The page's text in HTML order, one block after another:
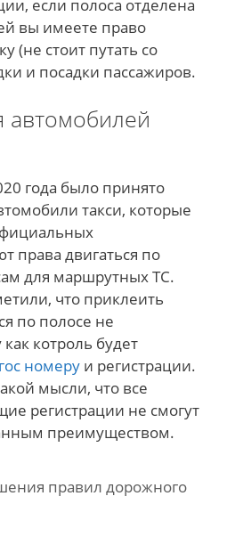
если полоса отделена
вы имеете право
(не стоит путать со
и посадки пассажиров.
года было принято
такси, которые
права двигаться по
для маршрутных ТС.
что приклеить
по полосе не
котроль будет
гос номеру и регистрации.
мысли, что все
регистрации не смогут
преимуществом.
правил дорожного